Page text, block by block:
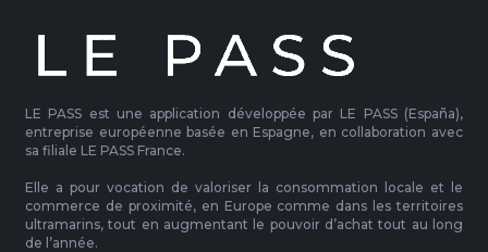
LE PASS est une application développée par LE PASS (España),
entreprise européenne basée en Espagne, en collaboration avec
sa filiale LE PASS France.
Elle a pour vocation de valoriser la consommation locale et le
commerce de proximité, en Europe comme dans les territoires
ultramarins, tout en augmentant le pouvoir d’achat tout au long
de l’année.